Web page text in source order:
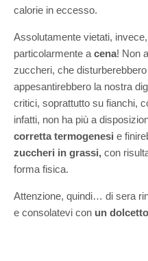
calorie in eccesso.
Assolutamente vietati, invece,
particolarmente a cena! Non
zuccheri, che
appesantirebbero la nostra
critici, soprattutto su fianchi,
infatti, non ha più a
corretta termogenesi e
zuccheri in grassi, con
forma fisica.
Attenzione, quindi… di sera
e consolatevi con un